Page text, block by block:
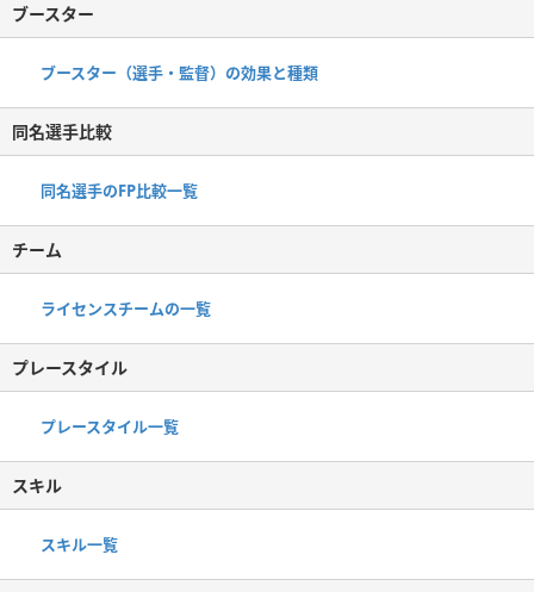
ブースター
ブースター（選手・監督）の効果と種類
同名選手比較
同名選手のFP比較一覧
チーム
ライセンスチームの一覧
プレースタイル
プレースタイル一覧
スキル
スキル一覧